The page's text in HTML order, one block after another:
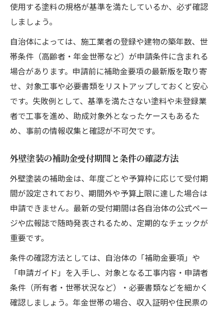
使用する塗料の規格が基準を満たしているか、必ず確認
しましょう。
自治体によっては、施工業者の登録や建物の築年数、世
帯条件（高齢者・年金世帯など）が申請条件に含まれる
場合があります。申請前に補助金要項の最新版を取り寄
せ、対象工事や必要書類をリストアップしておくと安心
です。失敗例として、基準を満たさない塗料や未登録業
者で工事を進め、助成対象外となったケースもあるた
め、事前の情報収集と確認が不可欠です。
外壁塗装の補助金受付期間と条件の確認方法
外壁塗装の補助金は、年度ごとや予算枠に応じて受付期
間が設定されており、期間外や予算上限に達した場合は
申請できません。最新の受付期間は各自治体の公式ペー
ジや広報誌で随時発表されるため、定期的なチェックが
重要です。
条件の確認方法としては、自治体の「補助金要項」や
「申請ガイド」を入手し、対象となる工事内容・申請者
条件（所有者・世帯状況など）・必要書類などを細かく
確認しましょう。年金世帯の場合、収入証明や住民票の